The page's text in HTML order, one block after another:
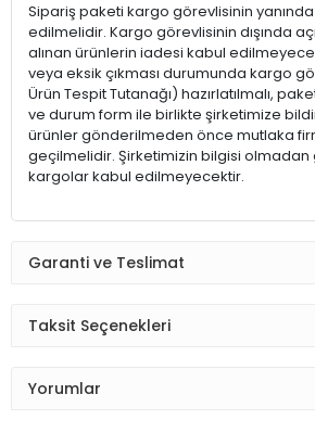
Sipariş paketi kargo görevlisinin yanında
edilmelidir. Kargo görevlisinin dışında
alınan ürünlerin iadesi kabul
veya eksik çıkması durumunda kargo
Ürün Tespit Tutanağı) hazırlatılmalı,
ve durum form ile birlikte şirketimize
ürünler gönderilmeden önce mutlaka
geçilmelidir. Şirketimizin bilgisi
kargolar kabul edilmeyecektir.
Garanti ve Teslimat
Taksit Seçenekleri
Yorumlar